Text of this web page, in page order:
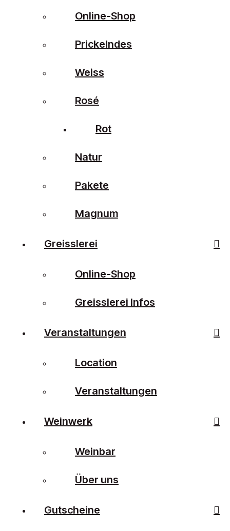
Online-Shop
Prickelndes
Weiss
Rosé
Rot
Natur
Pakete
Magnum
Greisslerei
Online-Shop
Greisslerei Infos
Veranstaltungen
Location
Veranstaltungen
Weinwerk
Weinbar
Über uns
Gutscheine